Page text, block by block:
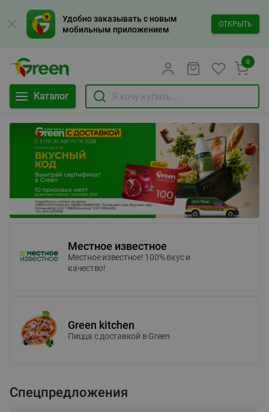
Удобно заказывать с новым
мобильным приложением
ОТКРЫТЬ
Каталог
0
Местное известное
Местное известное! 100% вкус и
качество!
Green kitchen
Пицца c доставкой в Green
Спецпредложения